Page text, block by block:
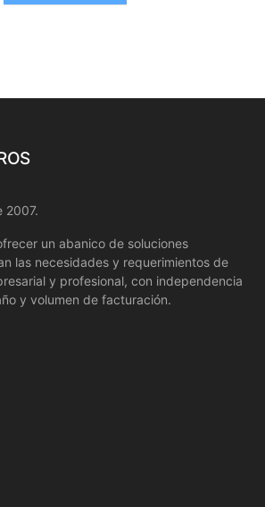
2007.
un abanico de soluciones
las necesidades y requerimientos de
y profesional, con independencia
y volumen de facturación.